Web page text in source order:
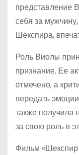
представление
себя за
Шекспира,
Роль Виолы
признание. Ее
отмечено, а
передать
также получила
за свою роль в
Фильм